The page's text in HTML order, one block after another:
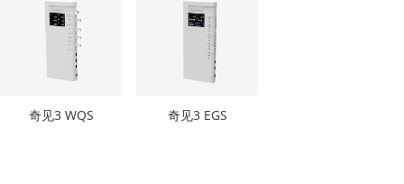
奇见3 WQS 奇见3 EGS